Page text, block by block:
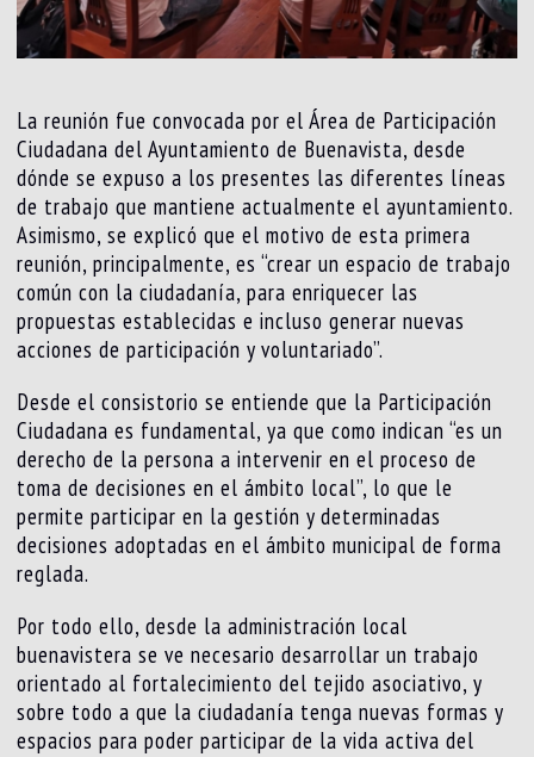
La reunión fue convocada por el Área de Participación
Ciudadana del Ayuntamiento de Buenavista, desde
dónde se expuso a los presentes las diferentes líneas
de trabajo que mantiene actualmente el ayuntamiento.
Asimismo, se explicó que el motivo de esta primera
reunión, principalmente, es “crear un espacio de trabajo
común con la ciudadanía, para enriquecer las
propuestas establecidas e incluso generar nuevas
acciones de participación y voluntariado”.
Desde el consistorio se entiende que la Participación
Ciudadana es fundamental, ya que como indican “es un
derecho de la persona a intervenir en el proceso de
toma de decisiones en el ámbito local”, lo que le
permite participar en la gestión y determinadas
decisiones adoptadas en el ámbito municipal de forma
reglada.
Por todo ello, desde la administración local
buenavistera se ve necesario desarrollar un trabajo
orientado al fortalecimiento del tejido asociativo, y
sobre todo a que la ciudadanía tenga nuevas formas y
espacios para poder participar de la vida activa del